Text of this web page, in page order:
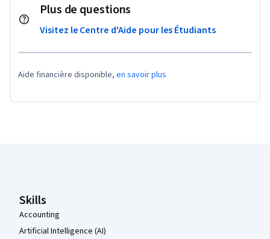
Plus de questions
Visitez le Centre d'Aide pour les Étudiants
Aide financière disponible, en savoir plus
Skills
Accounting
Artificial Intelligence (AI)